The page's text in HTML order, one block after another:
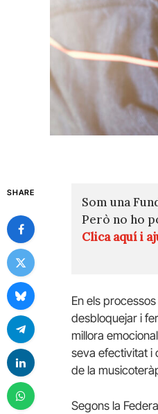
SHARE
Som una
Però no ho
Clica aquí i
En els
desbloquejar i
millora
seva efectivitat i
de la
Segons la